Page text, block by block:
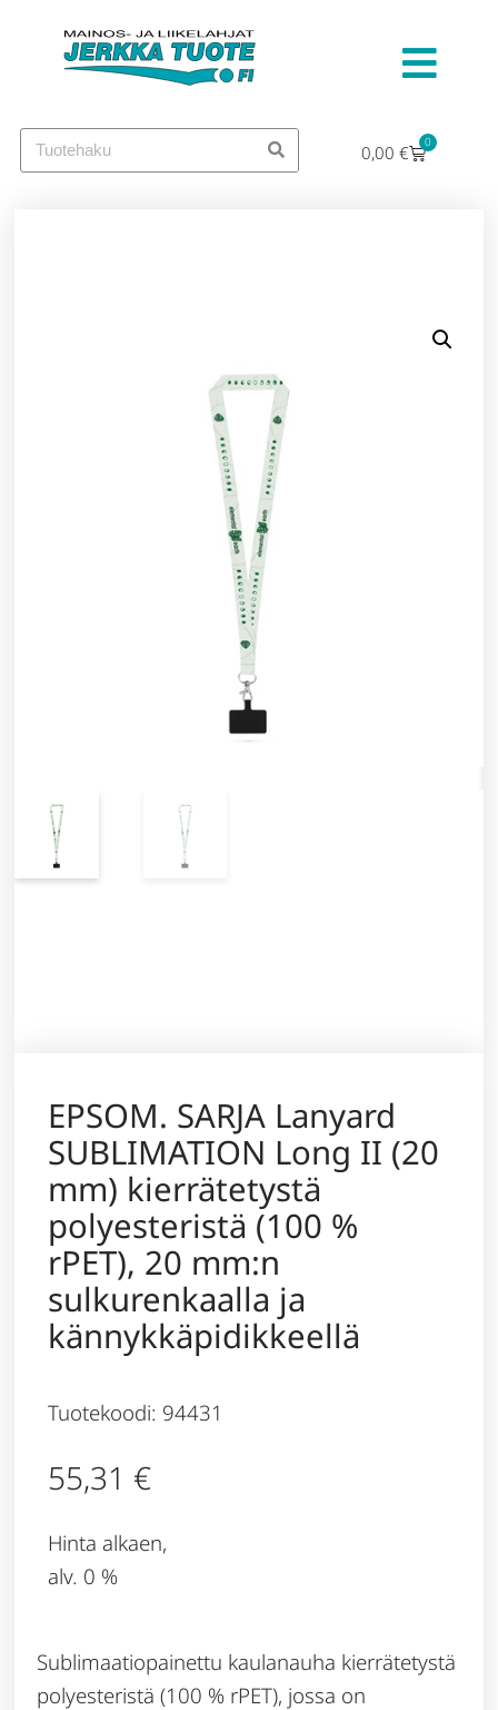
0,00 € 0
EPSOM. SARJA Lanyard
SUBLIMATION Long II (20
mm) kierrätetystä
polyesteristä (100 %
rPET), 20 mm:n
sulkurenkaalla ja
kännykkäpidikkeellä
Tuotekoodi: 94431
55,31 €
Hinta alkaen,
alv. 0 %
Sublimaatiopainettu kaulanauha kierrätetystä
polyesteristä (100 % rPET), jossa on